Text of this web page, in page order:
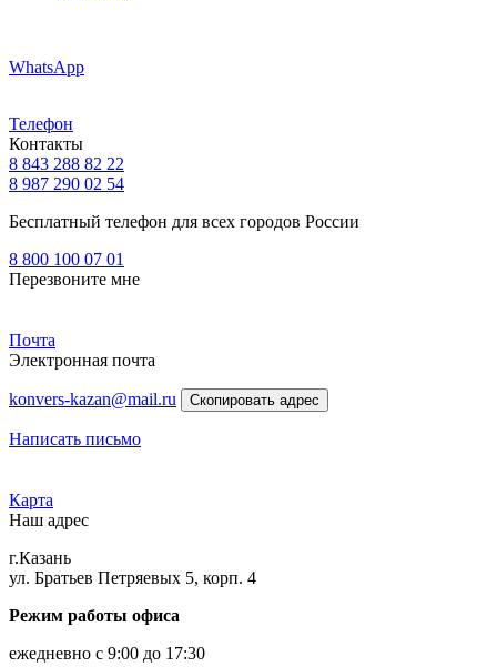
WhatsApp
Телефон
Контакты
8 843 288 82 22
8 987 290 02 54
Бесплатный телефон для всех городов России
8 800 100 07 01
Перезвоните мне
Почта
Электронная почта
konvers-kazan@mail.ru Скопировать адрес
Написать письмо
Карта
Наш адрес
г.Казань
ул. Братьев Петряевых 5, корп. 4
Режим работы офиса
ежедневно с 9:00 до 17:30